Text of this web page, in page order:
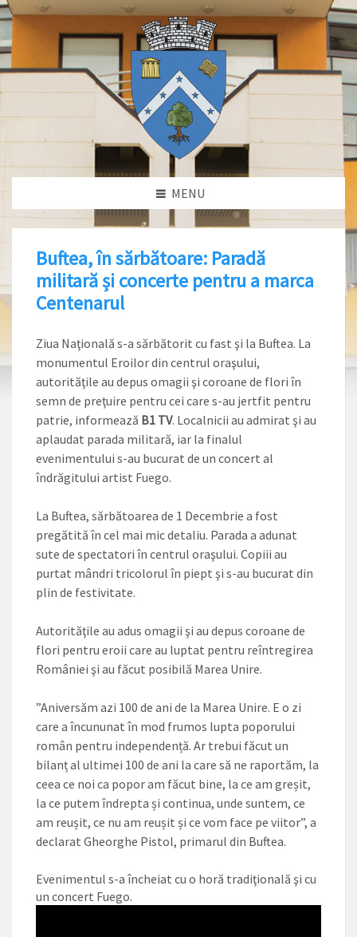
MENU
Buftea, în sărbătoare: Paradă
militară și concerte pentru a marca
Centenarul
Ziua Naţională s-a sărbătorit cu fast şi la Buftea. La
monumentul Eroilor din centrul oraşului,
autorităţile au depus omagii şi coroane de flori în
semn de preţuire pentru cei care s-au jertfit pentru
patrie, informează B1 TV. Localnicii au admirat şi au
aplaudat parada militară, iar la finalul
evenimentului s-au bucurat de un concert al
îndrăgitului artist Fuego.
La Buftea, sărbătoarea de 1 Decembrie a fost
pregătită în cel mai mic detaliu. Parada a adunat
sute de spectatori în centrul oraşului. Copiii au
purtat mândri tricolorul în piept şi s-au bucurat din
plin de festivitate.
Autorităţile au adus omagii şi au depus coroane de
flori pentru eroii care au luptat pentru reîntregirea
României şi au făcut posibilă Marea Unire.
”Aniversăm azi 100 de ani de la Marea Unire. E o zi
care a încununat în mod frumos lupta poporului
român pentru independență. Ar trebui făcut un
bilanț al ultimei 100 de ani la care să ne raportăm, la
ceea ce noi ca popor am făcut bine, la ce am greșit,
la ce putem îndrepta și continua, unde suntem, ce
am reușit, ce nu am reușit și ce vom face pe viitor”, a
declarat Gheorghe Pistol, primarul din Buftea.
Evenimentul s-a încheiat cu o horă tradiţională şi cu
un concert Fuego.